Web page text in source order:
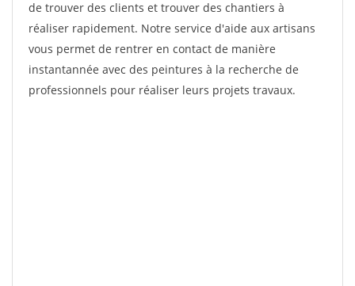
de trouver des clients et trouver des chantiers à
réaliser rapidement. Notre service d'aide aux artisans
vous permet de rentrer en contact de manière
instantannée avec des peintures à la recherche de
professionnels pour réaliser leurs projets travaux.